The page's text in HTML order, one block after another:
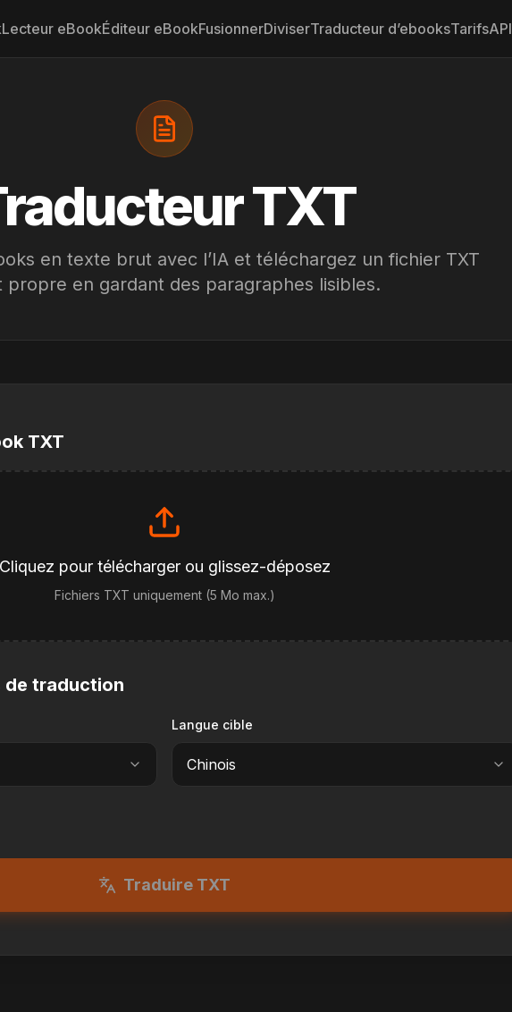
Lecteur eBookÉditeur eBookFusionnerDiviserTraducteur d’ebooksTarifsAPI
TXT
en texte brut avec l’IA et téléchargez un fichier TXT
propre en gardant des paragraphes lisibles.
TXT
Cliquez pour télécharger ou glissez-déposez
Fichiers TXT uniquement (5 Mo max.)
de traduction
Langue cible
Chinois
Traduire TXT